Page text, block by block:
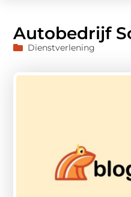
Autobedrijf
Dienstverlening